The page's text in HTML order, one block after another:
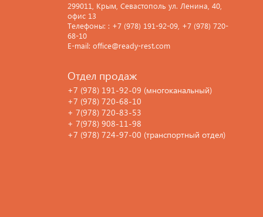
299011, Крым, Севастополь ул. Ленина, 40,
офис 13
Телефоны: : +7 (978) 191-92-09, +7 (978) 720-
68-10
E-mail: office@ready-rest.com
Отдел продаж
+7 (978) 191-92-09 (многоканальный)
+7 (978) 720-68-10
+ 7(978) 720-83-53
+ 7(978) 908-11-98
+7 (978) 724-97-00 (транспортный отдел)